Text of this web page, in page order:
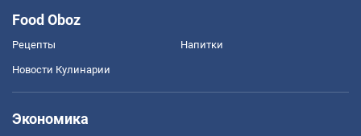
Food Oboz
Рецепты Напитки
Новости Кулинарии
Экономика